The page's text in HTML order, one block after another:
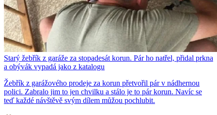
Starý žebřík z garáže za stopadesát korun. Pár ho natřel, přidal prkna
a obývák vypadá jako z katalogu
Žebřík z garážového prodeje za korun přetvořil pár v nádhernou
polici. Zabralo jim to jen chvilku a stálo je to pár korun. Navíc se
teď každé návštěvě svým dílem můžou pochlubit.